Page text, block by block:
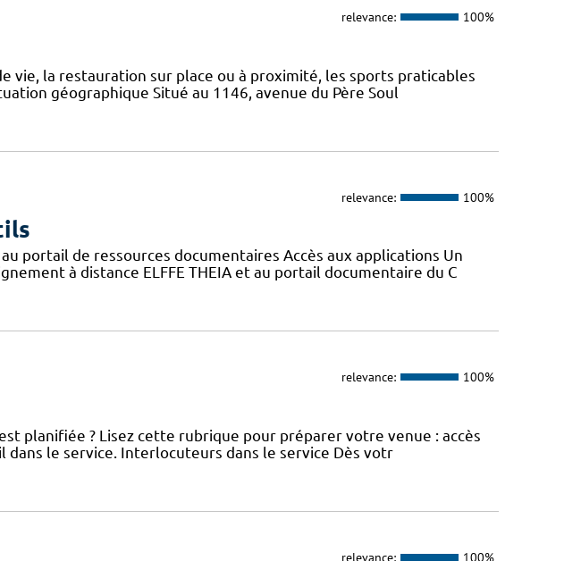
relevance: 100%
vie, la restauration sur place ou à proximité, les sports praticables
géographique Situé au 1146, avenue du Père Soul
relevance: 100%
portail de ressources documentaires Accès aux applications Un
à distance ELFFE THEIA et au portail documentaire du C
relevance: 100%
planifiée ? Lisez cette rubrique pour préparer votre venue : accès
dans le service. Interlocuteurs dans le service Dès votr
relevance: 100%